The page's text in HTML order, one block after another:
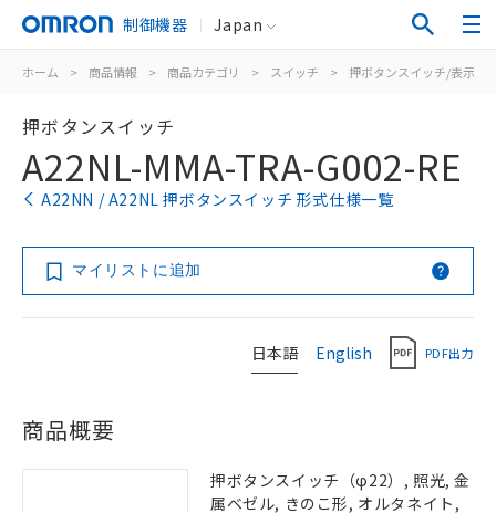
制御機器 Japan
ホーム > 商品情報 > 商品カテゴリ > スイッチ > 押ボタンスイッチ/表示灯
押ボタンスイッチ
A22NL-MMA-TRA-G002-RE
A22NN / A22NL 押ボタンスイッチ 形式仕様一覧
マイリストに追加
日本語 English PDF出力
商品概要
押ボタンスイッチ（φ22）, 照光, 金
属ベゼル, きのこ形, オルタネイト,